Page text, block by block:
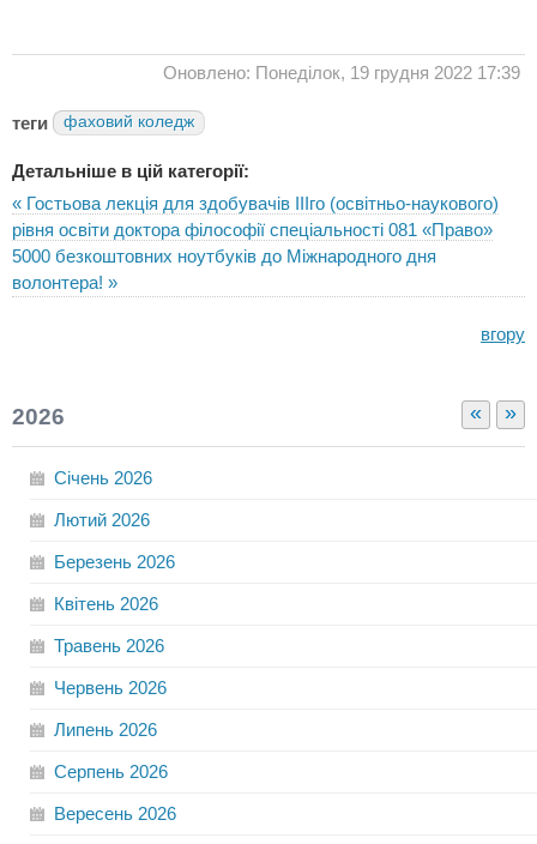
Оновлено: Понеділок, 19 грудня 2022 17:39
теги фаховий коледж
Детальніше в цій категорії:
« Гостьова лекція для здобувачів ІІІго (освітньо-наукового)
рівня освіти доктора філософії спеціальності 081 «Право»
5000 безкоштовних ноутбуків до Міжнародного дня
волонтера! »
вгору
« »
2026
Січень 2026
Лютий 2026
Березень 2026
Квітень 2026
Травень 2026
Червень 2026
Липень 2026
Серпень 2026
Вересень 2026